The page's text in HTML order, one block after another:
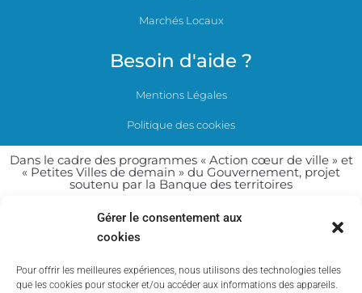
Gérer le consentement aux
cookies
Pour offrir les meilleures expériences, nous utilisons des technologies telles
que les cookies pour stocker et/ou accéder aux informations des appareils.
Marchés Locaux
Besoin d'aide ?
Mentions Légales
Politique des cookies
Dans le cadre des programmes « Action cœur de ville » et
« Petites Villes de demain » du Gouvernement, projet
soutenu par la Banque des territoires